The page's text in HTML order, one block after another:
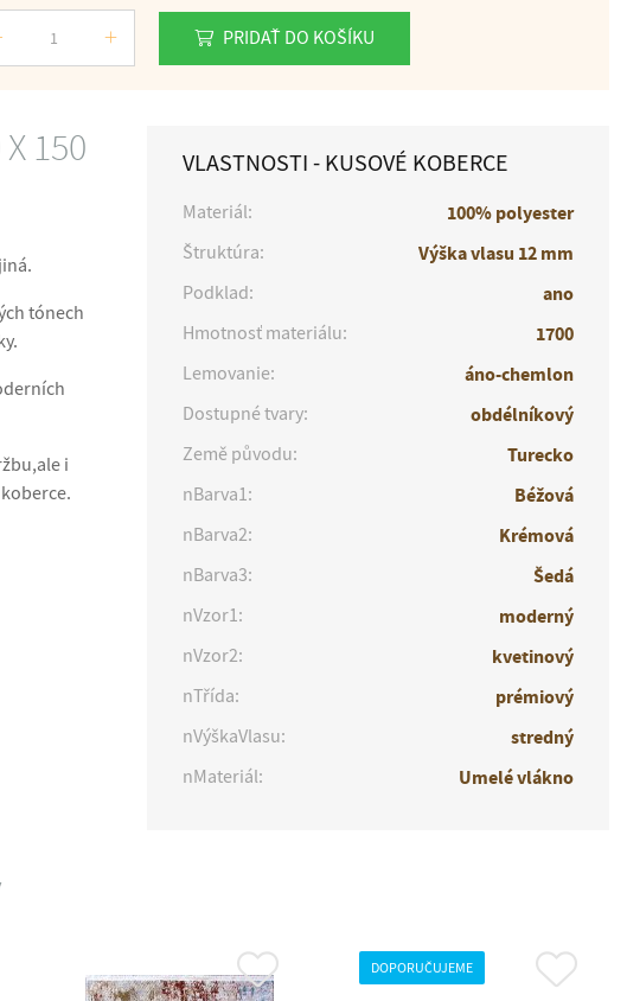
PRIDAŤ DO KOŠÍKU
150
tónech
i
VLASTNOSTI - KUSOVÉ KOBERCE
Materiál: 100% polyester
Štruktúra: Výška vlasu 12 mm
Podklad: ano
Hmotnosť materiálu: 1700
Lemovanie: áno-chemlon
Dostupné tvary: obdélníkový
Země původu: Turecko
nBarva1: Béžová
nBarva2: Krémová
nBarva3: Šedá
nVzor1: moderný
nVzor2: kvetinový
nTřída: prémiový
nVýškaVlasu: stredný
nMateriál: Umelé vlákno
DOPORUČUJEME